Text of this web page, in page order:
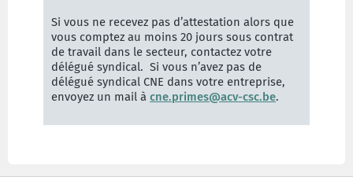
Si vous ne recevez pas d’attestation alors que
vous comptez au moins 20 jours sous contrat
de travail dans le secteur, contactez votre
délégué syndical. Si vous n’avez pas de
délégué syndical CNE dans votre entreprise,
envoyez un mail à cne.primes@acv-csc.be.